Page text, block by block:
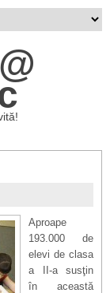
Aproape
193.000 de
elevi de clasa
a II-a susţin
în această